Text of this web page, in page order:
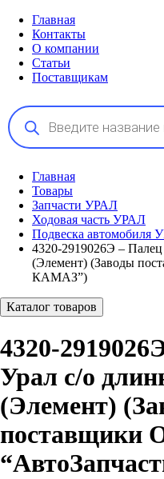
Главная
Контакты
О компании
Статьи
Поставщикам
Поиск
товаров
Главная
Товары
Запчасти УРАЛ
Ходовая часть УРАЛ
Подвеска автомобиля
4320-2919026Э –
(Элемент) (Заводы
КАМАЗ”)
Каталог товаров
4320-
Урал с/о
(Элемент)
поставщики